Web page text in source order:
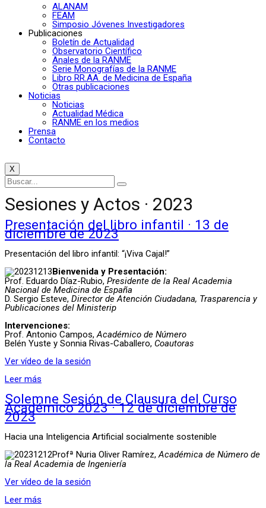
ALANAM
FEAM
Simposio Jóvenes Investigadores
Publicaciones
Boletín de Actualidad
Observatorio Científico
Anales de la RANME
Serie Monografías de la RANME
Libro RR.AA. de Medicina de España
Otras publicaciones
Noticias
Noticias
Actualidad Médica
RANME en los medios
Prensa
Contacto
X
Sesiones y Actos · 2023
Presentación del libro infantil · 13 de
diciembre de 2023
Presentación del libro infantil: “¡Viva Cajal!”
Bienvenida y Presentación:
Prof. Eduardo Díaz-Rubio, Presidente de la Real Academia
Nacional de Medicina de España
D. Sergio Esteve, Director de Atención Ciudadana, Trasparencia y
Publicaciones del Ministerip
Intervenciones:
Prof. Antonio Campos, Académico de Número
Belén Yuste y Sonnia Rivas-Caballero, Coautoras
Ver vídeo de la sesión
Leer más
Solemne Sesión de Clausura del Curso
Académico 2023 · 12 de diciembre de
2023
Hacia una Inteligencia Artificial socialmente sostenible
Profª Nuria Oliver Ramírez,Académica de Número de
la Real Academia de Ingeniería
Ver vídeo de la sesión
Leer más